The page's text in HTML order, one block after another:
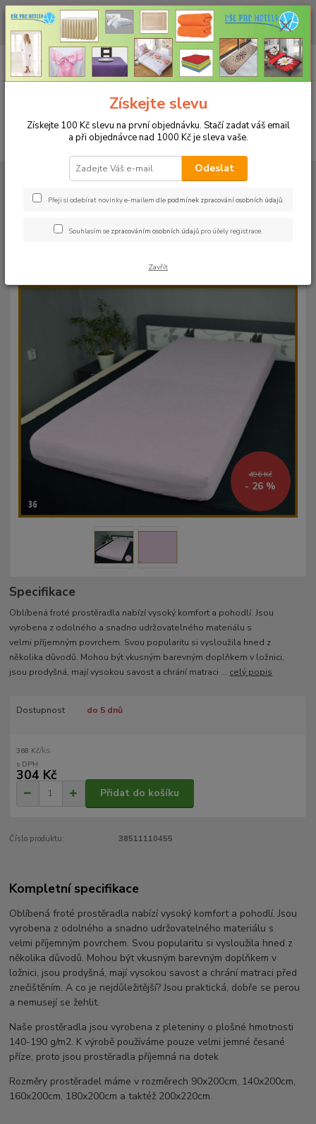
CHCETE NAKOUPIT VĚTŠÍ MNOŽSTVÍ NAŠICH PRODUKTŮ ZA LEPŠÍ
CENU? Klikněte ZDE
CZK
+420 773 794 023
Pondělí-pátek 9-16 hodin
0ks
za0 Kč
PROSTĚRADLA
Froté prostěradla s gumou - 190g/m2 - 45 barev
36 lila
Froté prostěradlo 140x200cm -
496 Kč
- 26 %
Specifikace
Oblíbená froté prostěradla nabízí vysoký komfort a pohodlí. Jsou
vyrobena z odolného a snadno udržovatelného materiálu s
velmi příjemným povrchem. Svou popularitu si vysloužila hned z
několika důvodů. Mohou být vkusným barevným doplňkem v ložnici,
jsou prodyšná, mají vysokou savost a chrání matraci ... celý popis
Dostupnost do 5 dnů
368 Kč/ks
304 Kč
Přidat do košíku
Číslo produktu: 38511110455
Kompletní specifikace
Oblíbená froté prostěradla nabízí vysoký komfort a pohodlí. Jsou
vyrobena z odolného a snadno udržovatelného materiálu s
velmi příjemným povrchem. Svou popularitu si vysloužila hned z
několika důvodů. Mohou být vkusným barevným doplňkem v
ložnici, jsou prodyšná, mají vysokou savost a chrání matraci před
znečištěním. A co je nejdůležitější? Jsou praktická, dobře se perou
a nemusejí se žehlit.
Naše prostěradla jsou vyrobena z pleteniny o plošné hmotnosti
140-190 g/m2. K výrobě používáme pouze velmi jemné česané
příze, proto jsou prostěradla příjemná na dotek
Rozměry prostěradel máme v rozměrech 90x200cm, 140x200cm,
160x200cm, 180x200cm a taktéž 200x220cm.
Získejte slevu
Získejte 100 Kč slevu na první objednávku. Stačí zadat váš email
a při objednávce nad 1000 Kč je sleva vaše.
Odeslat
Přeji si odebírat novinky e-mailem dle podmínek zpracování osobních údajů.
Souhlasím se zpracováním osobních údajů pro účely registrace.
Zavřít